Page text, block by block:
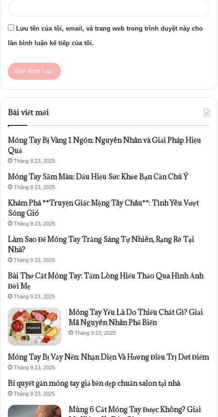
Lưu tên của tôi, email, và trang web trong trình duyệt này cho
lần bình luận kế tiếp của tôi.
Bài viết mới
Móng Tay Bị Vàng 1 Ngón: Nguyên Nhân và Giải Pháp Hiệu
Quả
Tháng 9 23, 2025
Móng Tay Sẫm Màu: Dấu Hiệu Sức Khỏe Bạn Cần Chú Ý
Tháng 9 23, 2025
Khám Phá **Truyện Giấc Mộng Tây Châu**: Tình Yêu Vượt
Sóng Gió
Tháng 9 23, 2025
Làm Sao Để Móng Tay Trắng Sáng Tự Nhiên, Rạng Rỡ Tại
Nhà?
Tháng 9 23, 2025
Bài Thơ Cắt Móng Tay: Tấm Lòng Hiếu Thảo Qua Hình Ảnh
Đời Mẹ
Tháng 9 23, 2025
Móng Tay Yếu Là Do Thiếu Chất Gì? Giải
Mã Nguyên Nhân Phổ Biến
Tháng 9 23, 2025
Móng Tay Bị Vảy Nến: Nhận Diện Và Hướng Điều Trị Dứt Điểm
Tháng 9 23, 2025
Bí quyết gắn móng tay giả bền đẹp chuẩn salon tại nhà
Tháng 9 23, 2025
Mùng 6 Cắt Móng Tay Được Không? Giải